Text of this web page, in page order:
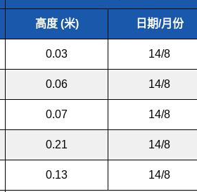
高度 (米) 日期/月份
0.03 14/8
0.06 14/8
0.07 14/8
0.21 14/8
0.13 14/8